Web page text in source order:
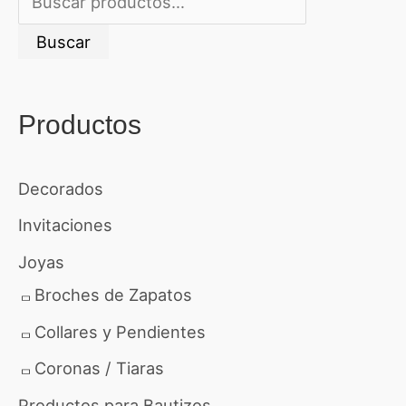
u
a
p
o
Buscar
Productos
Decorados
Invitaciones
Joyas
Broches de Zapatos
Collares y Pendientes
Coronas / Tiaras